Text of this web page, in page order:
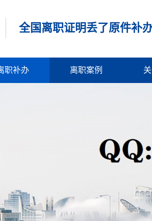
全国离职证明丢了原件补
职补办 离职案例